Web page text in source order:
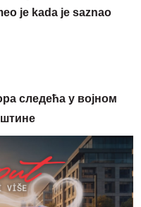
je kada je saznao
следећа у војном